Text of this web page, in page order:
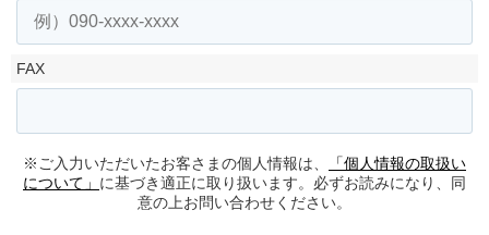
FAX
※ご入力いただいたお客さまの個人情報は、
「個人情報の取扱い
について」 に基づき適正に取り扱います。必ずお読みになり、同
意の上お問い合わせください。